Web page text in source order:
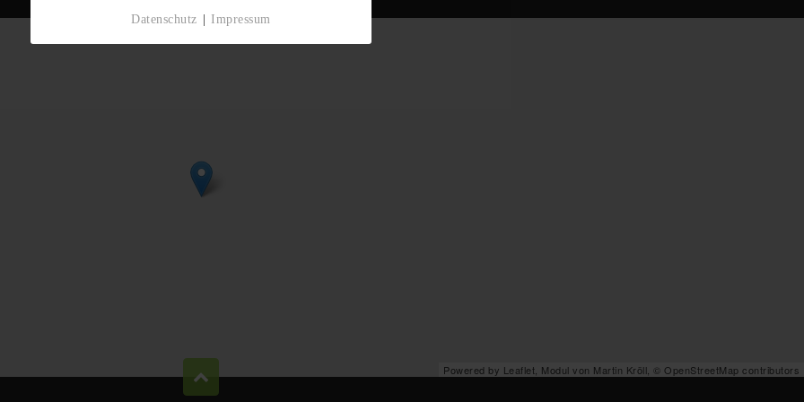
Powered by Leaflet, Modul von Martin Kröll © OpenStreetMap contributors
Datenschutz Impressum